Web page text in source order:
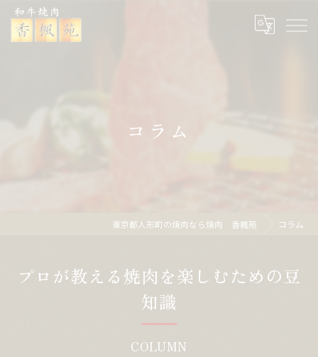
コラム
東京都人形町の焼肉なら焼肉 香楓苑 コラム
プロが教える焼肉を楽しむための豆
知識
COLUMN